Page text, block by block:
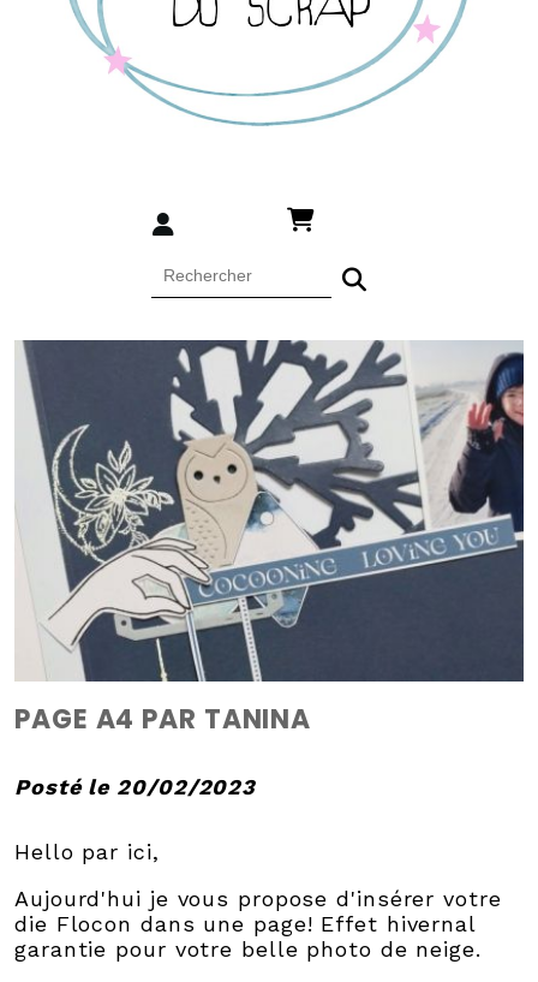
PAGE A4 PAR TANINA
Posté le 20/02/2023
Hello par ici,
Aujourd'hui je vous propose d'insérer votre
die Flocon dans une page! Effet hivernal
garantie pour votre belle photo de neige.